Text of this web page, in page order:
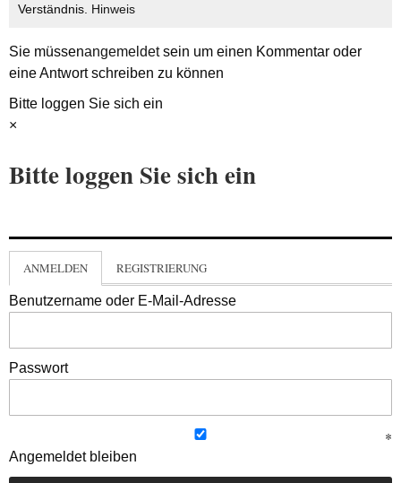
Verständnis. Hinweis
Sie müssenangemeldetsein um einen Kommentar oder
eine Antwort schreiben zu können
Bitte loggen Sie sich ein
×
Bitte loggen Sie sich ein
ANMELDEN REGISTRIERUNG
Benutzername oder E-Mail-Adresse
Passwort
Angemeldet bleiben